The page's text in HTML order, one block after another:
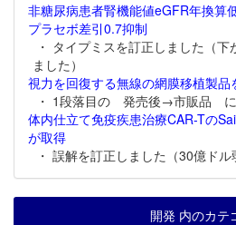
非糖尿病患者腎機能値eGFR年換算
プラセボ差引0.7抑制
・ タイプミスを訂正しました（
ました）
視力を回復する無線の網膜移植製品
・ 1段落目の 発売後→市販品 に
体内仕立て免疫疾患治療CAR-Tの
が取得
・ 誤解を訂正しました（30億ド
開発 内のカテ